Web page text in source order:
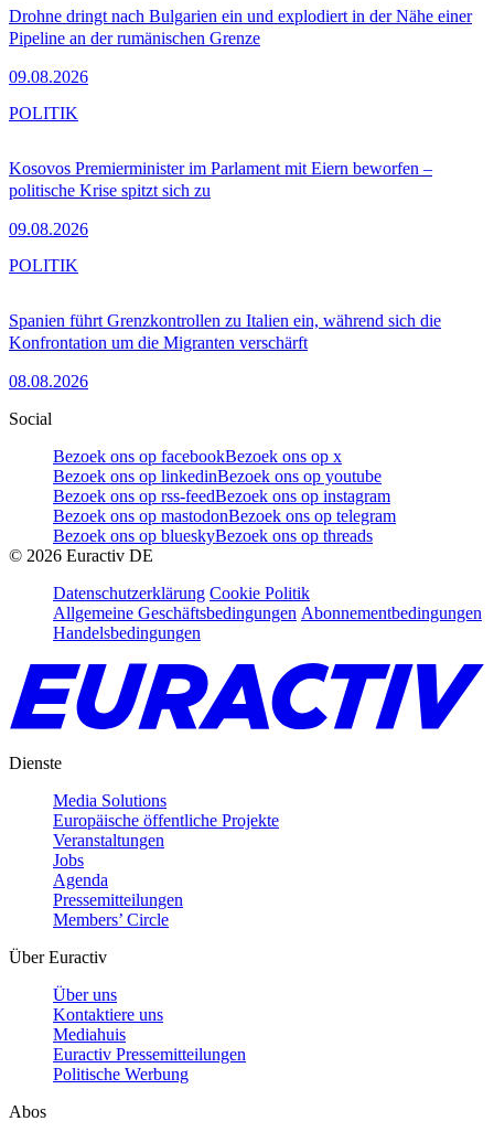
Drohne dringt nach Bulgarien ein und explodiert in der Nähe einer
Pipeline an der rumänischen Grenze
09.08.2026
Kosovos Premierminister im Parlament mit Eiern beworfen –
politische Krise spitzt sich zu
09.08.2026
POLITIK
Spanien führt Grenzkontrollen zu Italien ein, während sich die
Konfrontation um die Migranten verschärft
08.08.2026
POLITIK
Social
Bezoek ons op facebookBezoek ons op x
Bezoek ons op linkedinBezoek ons op youtube
Bezoek ons op rss-feedBezoek ons op instagram
Bezoek ons op mastodonBezoek ons op telegram
Bezoek ons op blueskyBezoek ons op threads
© 2026 Euractiv DE
Datenschutzerklärung Cookie Politik
Allgemeine Geschäftsbedingungen Abonnementbedingungen
Handelsbedingungen
Dienste
Media Solutions
Europäische öffentliche Projekte
Veranstaltungen
Jobs
Agenda
Pressemitteilungen
Members’ Circle
Über Euractiv
Über uns
Kontaktiere uns
Mediahuis
Euractiv Pressemitteilungen
Politische Werbung
Abos